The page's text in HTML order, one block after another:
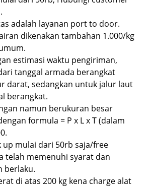
adalah layanan port to door.
dikenakan tambahan 1.000/kg
estimasi waktu pengiriman,
tanggal armada berangkat
darat, sedangkan untuk jalur laut
berangkat.
namun berukuran besar
formula = P x L x T (dalam
up mulai dari 50rb saja/free
telah memenuhi syarat dan
berlaku.
di atas 200 kg kena charge alat